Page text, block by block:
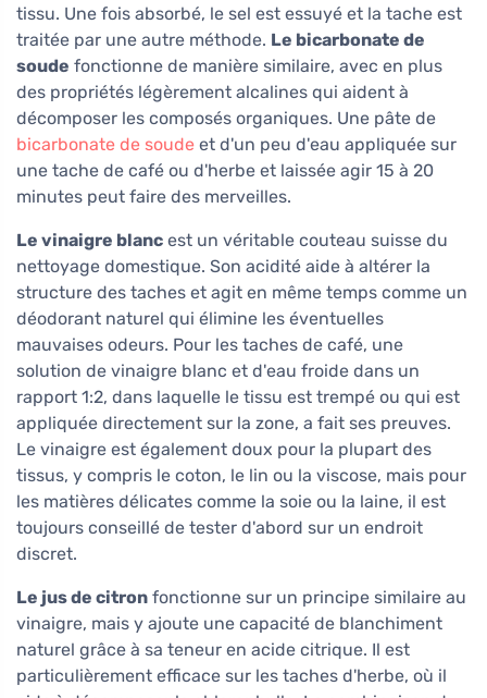
tissu. Une fois absorbé, le sel est essuyé et la tache est
traitée par une autre méthode. Le bicarbonate de
soude fonctionne de manière similaire, avec en plus
des propriétés légèrement alcalines qui aident à
décomposer les composés organiques. Une pâte de
bicarbonate de soude et d'un peu d'eau appliquée sur
une tache de café ou d'herbe et laissée agir 15 à 20
minutes peut faire des merveilles.
Le vinaigre blanc est un véritable couteau suisse du
nettoyage domestique. Son acidité aide à altérer la
structure des taches et agit en même temps comme un
déodorant naturel qui élimine les éventuelles
mauvaises odeurs. Pour les taches de café, une
solution de vinaigre blanc et d'eau froide dans un
rapport 1:2, dans laquelle le tissu est trempé ou qui est
appliquée directement sur la zone, a fait ses preuves.
Le vinaigre est également doux pour la plupart des
tissus, y compris le coton, le lin ou la viscose, mais pour
les matières délicates comme la soie ou la laine, il est
toujours conseillé de tester d'abord sur un endroit
discret.
Le jus de citron fonctionne sur un principe similaire au
vinaigre, mais y ajoute une capacité de blanchiment
naturel grâce à sa teneur en acide citrique. Il est
particulièrement efficace sur les taches d'herbe, où il